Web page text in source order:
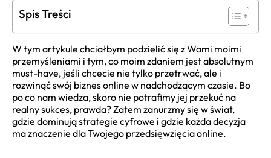
Spis Treści
W tym artykule chciałbym podzielić się z Wami moimi
przemyśleniami i tym, co moim zdaniem jest absolutnym
must-have, jeśli chcecie nie tylko przetrwać, ale i
rozwinąć swój biznes online w nadchodzącym czasie. Bo
po co nam wiedza, skoro nie potrafimy jej przekuć na
realny sukces, prawda? Zatem zanurzmy się w świat,
gdzie dominują strategie cyfrowe i gdzie każda decyzja
ma znaczenie dla Twojego przedsięwzięcia online.